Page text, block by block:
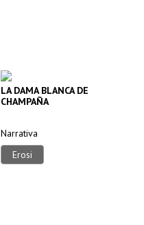
LA DAMA BLANCA DE
CHAMPAÑA
Narrativa
Erosi